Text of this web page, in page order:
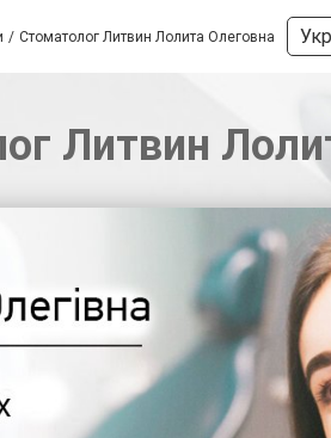
Стоматолог Литвин Лолита Олеговна Укр
Литвин